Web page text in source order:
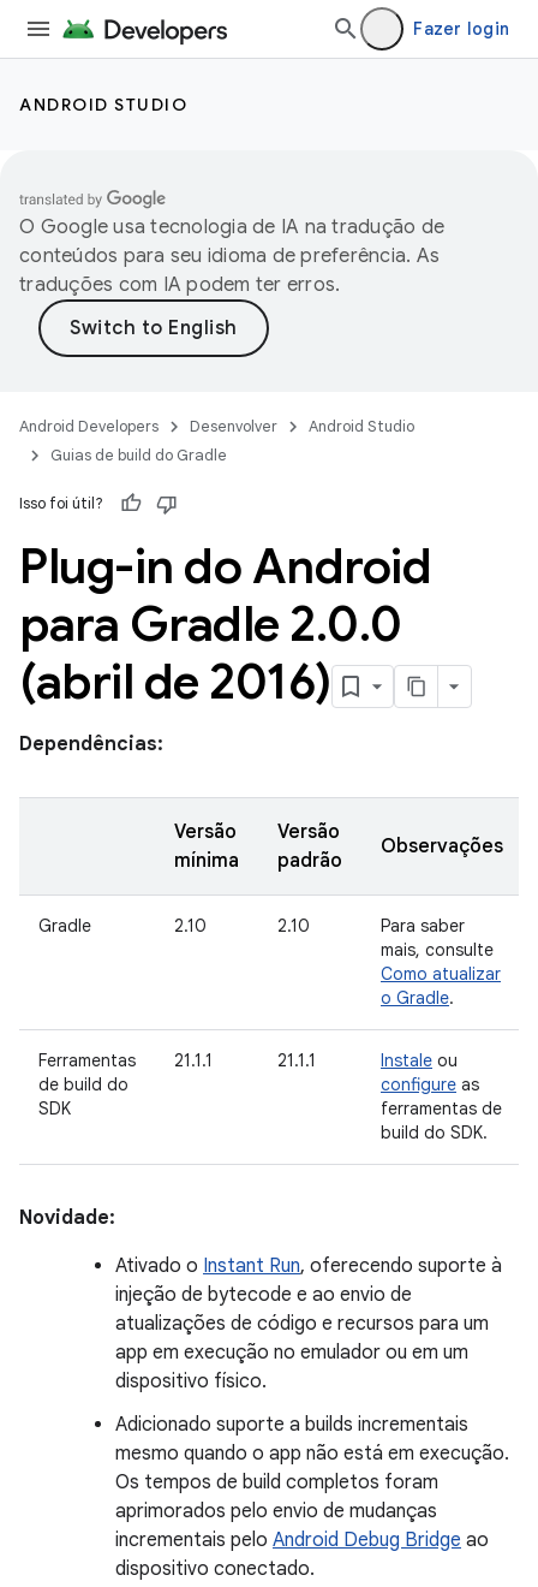
Fazer login
ANDROID STUDIO
O Google usa tecnologia de IA na tradução de
conteúdos para seu idioma de preferência. As
traduções com IA podem ter erros.
Android Developers Desenvolver
Android Studio
Guias de build do Gradle
Isso foi útil?
Plug-in do Android
para Gradle 2.0.0
(abril de 2016)
Dependências:
Versão
mínima
Versão
padrão
Observações
Gradle 2.10 2.10
Para saber
mais, consulte
Como atualizar
o Gradle.
Ferramentas
de build do
SDK
21.1.1 21.1.1 Instale ou
configure as
ferramentas de
build do SDK.
Novidade:
Ativado o Instant Run, oferecendo suporte à
injeção de bytecode e ao envio de
atualizações de código e recursos para um
app em execução no emulador ou em um
dispositivo físico.
Adicionado suporte a builds incrementais
mesmo quando o app não está em execução.
Os tempos de build completos foram
aprimorados pelo envio de mudanças
incrementais pelo Android Debug Bridge ao
dispositivo conectado.